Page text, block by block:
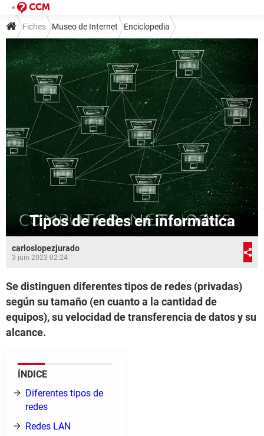
Fiches Museo de Internet Enciclopedia
Tipos de redes en informática
carloslopezjurado
3 juin 2023 02:24
Se distinguen diferentes tipos de redes (privadas)
según su tamaño (en cuanto a la cantidad de
equipos), su velocidad de transferencia de datos y su
alcance.
ÍNDICE
Diferentes tipos de
redes
Redes LAN